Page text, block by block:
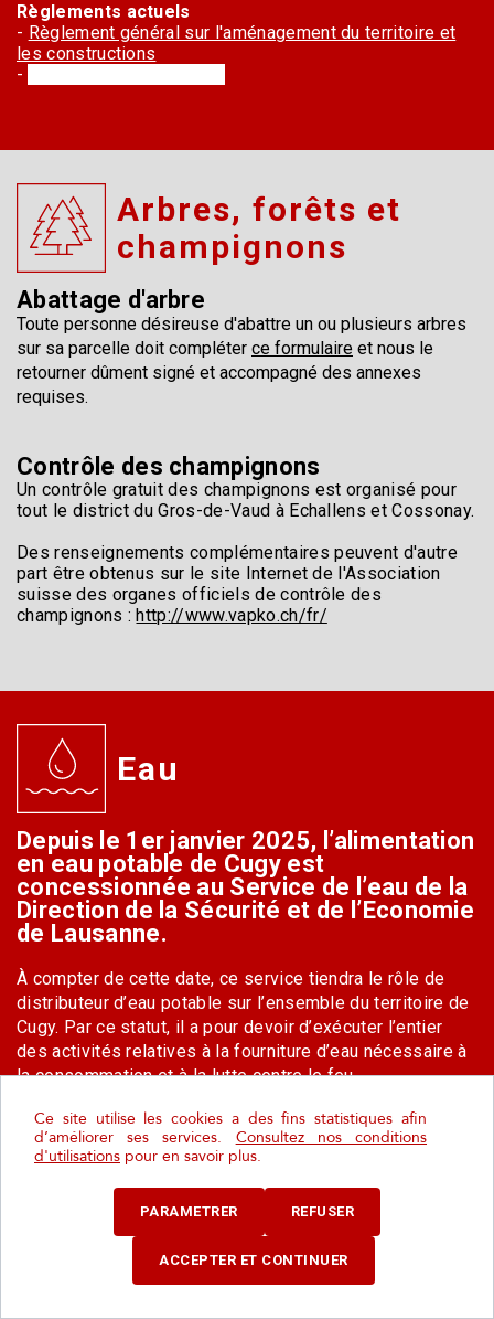
Règlements actuels
- Règlement général sur l'aménagement du territoire et
les constructions
-
Arbres, forêts et
champignons
Abattage d'arbre
Toute personne désireuse d'abattre un ou plusieurs arbres
sur sa parcelle doit compléter ce formulaire et nous le
retourner dûment signé et accompagné des annexes
requises.
Contrôle des champignons
Un contrôle gratuit des champignons est organisé pour
tout le district du Gros-de-Vaud à Echallens et Cossonay.
Des renseignements complémentaires peuvent d'autre
part être obtenus sur le site Internet de l'Association
suisse des organes officiels de contrôle des
champignons : http://www.vapko.ch/fr/
Eau
Depuis le 1er janvier 2025, l’alimentation
en eau potable de Cugy est
concessionnée au Service de l’eau de la
Direction de la Sécurité et de l’Economie
de Lausanne.
À compter de cette date, ce service tiendra le rôle de
distributeur d’eau potable sur l’ensemble du territoire de
Cugy. Par ce statut, il a pour devoir d’exécuter l’entier
des activités relatives à la fourniture d’eau nécessaire à
la consommation et à la lutte contre le feu,
l’eau (LDE).
modification de la facturation pour les ménages et
entreprises de Cugy. Les factures de consommation
d’eau et les taxes pratiquées sont celles du nouveau
distributeur. La facture inclut également les taxes dues
Ce site utilise les cookies a des fins statistiques afin
d’améliorer ses services. Consultez nos conditions
d'utilisations pour en savoir plus.
PARAMETRER REFUSER
ACCEPTER ET CONTINUER